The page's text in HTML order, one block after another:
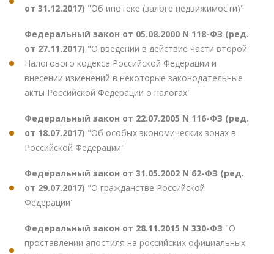
от 31.12.2017) "Об ипотеке (залоге недвижимости)"
Федеральный закон от 05.08.2000 N 118-ФЗ (ред.
от 27.11.2017) "О введении в действие части второй
Налогового кодекса Российской Федерации и
внесении изменений в некоторые законодательные
акты Российской Федерации о налогах"
Федеральный закон от 22.07.2005 N 116-ФЗ (ред.
от 18.07.2017) "Об особых экономических зонах в
Российской Федерации"
Федеральный закон от 31.05.2002 N 62-ФЗ (ред.
от 29.07.2017) "О гражданстве Российской
Федерации"
Федеральный закон от 28.11.2015 N 330-ФЗ "О
проставлении апостиля на российских официальных